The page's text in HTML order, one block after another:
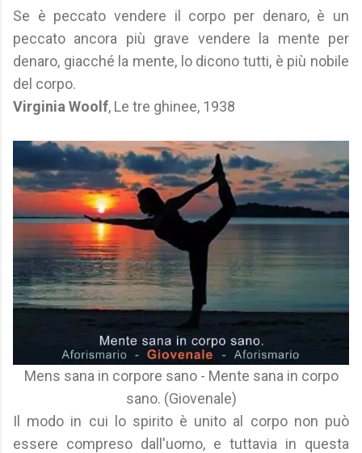
Se è peccato vendere il corpo per denaro, è un
peccato ancora più grave vendere la mente per
denaro, giacché la mente, lo dicono tutti, è più nobile
del corpo.
Virginia Woolf, Le tre ghinee, 1938
Mens sana in corpore sano - Mente sana in corpo
sano. (Giovenale)
Il modo in cui lo spirito è unito al corpo non può
essere compreso dall'uomo, e tuttavia in questa